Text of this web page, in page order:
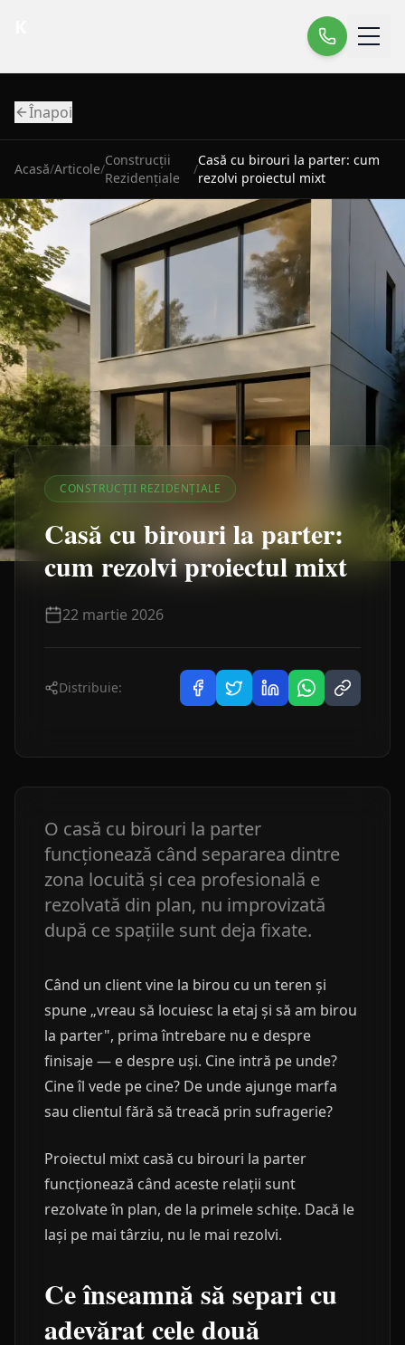
Înapoi
Acasă/Articole/
Construcții
Rezidențiale
/
Casă cu birouri la parter: cum
rezolvi proiectul mixt
CONSTRUCȚII REZIDENȚIALE
Casă cu birouri la parter:
cum rezolvi proiectul mixt
22 martie 2026
Distribuie:
O casă cu birouri la parter
funcționează când separarea dintre
zona locuită și cea profesională e
rezolvată din plan, nu improvizată
după ce spațiile sunt deja fixate.
Când un client vine la birou cu un teren și
spune „vreau să locuiesc la etaj și să am birou
la parter", prima întrebare nu e despre
finisaje — e despre uși. Cine intră pe unde?
Cine îl vede pe cine? De unde ajunge marfa
sau clientul fără să treacă prin sufragerie?
Proiectul mixt casă cu birouri la parter
funcționează când aceste relații sunt
rezolvate în plan, de la primele schițe. Dacă le
lași pe mai târziu, nu le mai rezolvi.
Ce înseamnă să separi cu
adevărat cele două